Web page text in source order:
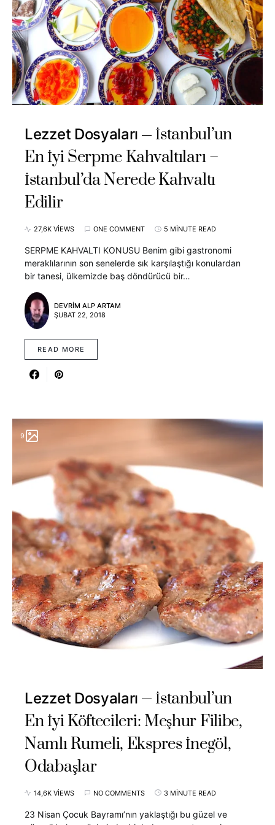
Lezzet Dosyaları
İstanbul’un
En İyi Serpme Kahvaltıları –
İstanbul’da Nerede Kahvaltı
Edilir
27,6K VIEWS ONE COMMENT 5 MINUTE READ
SERPME KAHVALTI KONUSU Benim gibi gastronomi
meraklılarının son senelerde sık karşılaştığı konulardan
bir tanesi, ülkemizde baş döndürücü bir…
DEVRIM ALP ARTAM
ŞUBAT 22, 2018
READ MORE
9
Lezzet Dosyaları
İstanbul’un
En İyi Köftecileri: Meşhur Filibe,
Namlı Rumeli, Ekspres İnegöl,
Odabaşlar
14,6K VIEWS NO COMMENTS 3 MINUTE READ
23 Nisan Çocuk Bayramı’nın yaklaştığı bu güzel ve